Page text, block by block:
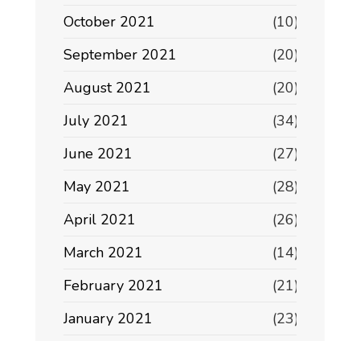
October 2021
(10)
September 2021
(20)
August 2021
(20)
July 2021
(34)
June 2021
(27)
May 2021
(28)
April 2021
(26)
March 2021
(14)
February 2021
(21)
January 2021
(23)